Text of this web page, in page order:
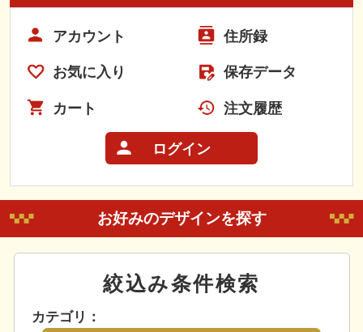
アカウント 住所録
お気に入り 保存データ
カート 注文履歴
ログイン
お好みのデザインを探す
絞込み条件検索
カテゴリ：